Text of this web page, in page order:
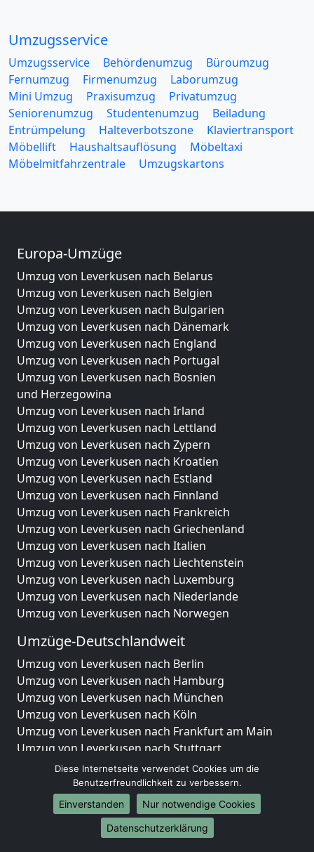
Umzugsservice
Umzugsservice Behördenumzug
Büroumzug
Fernumzug
Firmenumzug
Laborumzug
Mini Umzug
Praxisumzug
Privatumzug
Seniorenumzug
Studentenumzug
Beiladung
Entrümpelung
Halteverbotszone
Klaviertransport
Möbellift
Haushaltsauflösung
Möbeltaxi
Möbelmitfahrzentrale
Umzugskartons
Europa-Umzüge
Umzug von Leverkusen nach Belarus
Umzug von Leverkusen nach Belgien
Umzug von Leverkusen nach Bulgarien
Umzug von Leverkusen nach Dänemark
Umzug von Leverkusen nach England
Umzug von Leverkusen nach Portugal
Umzug von Leverkusen nach Bosnien
und Herzegowina
Umzug von Leverkusen nach Irland
Umzug von Leverkusen nach Lettland
Umzug von Leverkusen nach Zypern
Umzug von Leverkusen nach Kroatien
Umzug von Leverkusen nach Estland
Umzug von Leverkusen nach Finnland
Umzug von Leverkusen nach Frankreich
Umzug von Leverkusen nach Griechenland
Umzug von Leverkusen nach Italien
Umzug von Leverkusen nach Liechtenstein
Umzug von Leverkusen nach Luxemburg
Umzug von Leverkusen nach Niederlande
Umzug von Leverkusen nach Norwegen
Umzüge-Deutschlandweit
Umzug von Leverkusen nach Berlin
Umzug von Leverkusen nach Hamburg
Umzug von Leverkusen nach München
Umzug von Leverkusen nach Köln
Umzug von Leverkusen nach Frankfurt am Main
Umzug von Leverkusen nach Stuttgart
Umzug von Leverkusen nach Düsseldorf
Umzug von Leverkusen nach Leipzig
Umzug von Leverkusen nach Dortmund
Umzug von Leverkusen nach Essen
Umzug von Leverkusen nach Bremen
Diese Internetseite verwendet Cookies um die
Benutzerfreundlichkeit zu verbessern.
Einverstanden
Nur notwendige Cookies
Datenschutzerklärung